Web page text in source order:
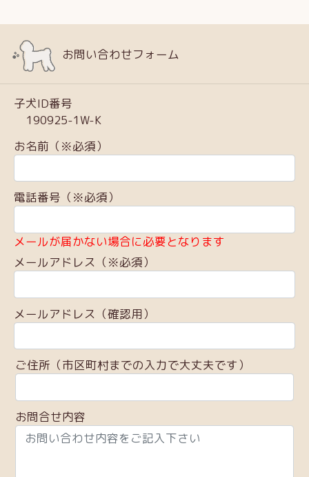
お問い合わせフォーム
子犬ID番号
190925-1W-K
お名前（※必須）
電話番号（※必須）
メールが届かない場合に必要となります
メールアドレス（※必須）
メールアドレス（確認用）
ご住所（市区町村までの入力で大丈夫です）
お問合せ内容